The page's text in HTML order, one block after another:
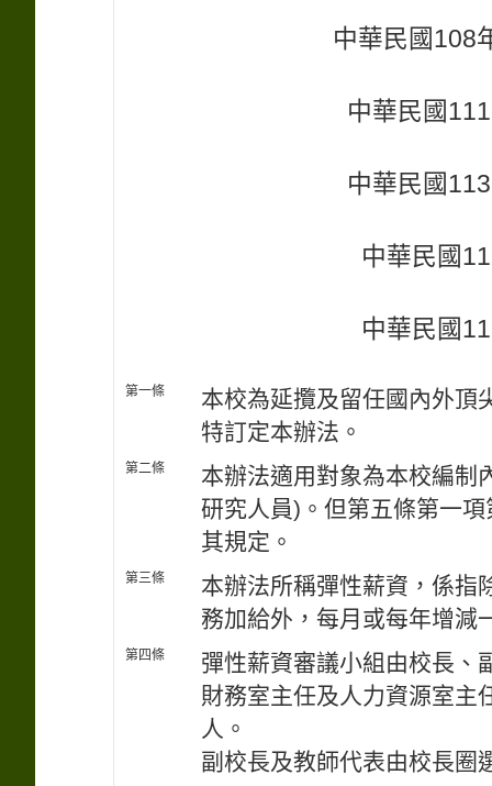
中華民國108
中華民國
中華民國
中華民國
中華民國
第一條
本校為延攬及留任國內外頂
特訂定本辦法。
第二條
本辦法適用對象為本校編制
研究人員)。但第五條第一
其規定。
第三條
本辦法所稱彈性薪資，係指
務加給外，每月或每年增減
第四條
彈性薪資審議小組由校長、
財務室主任及人力資源室主
人。
副校長及教師代表由校長圈